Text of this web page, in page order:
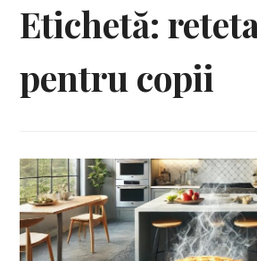
Etichetă:
pentru copii